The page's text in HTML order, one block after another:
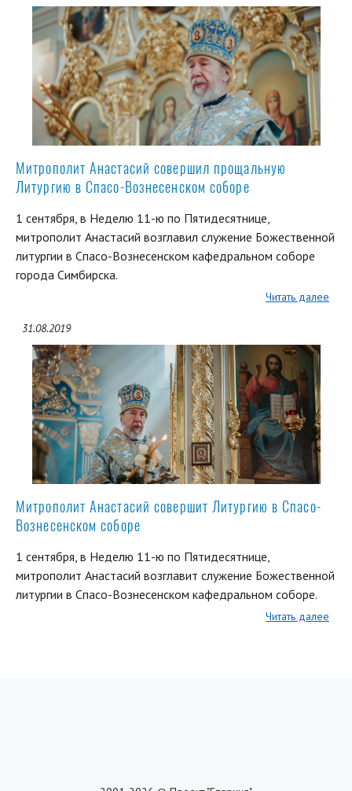
Митрополит Анастасий совершил прощальную
Литургию в Спасо-Вознесенском соборе
1 сентября, в Неделю 11-ю по Пятидесятнице,
митрополит Анастасий возглавил служение Божественной
литургии в Спасо-Вознесенском кафедральном соборе
города Симбирска.
Читать далее
31.08.2019
Митрополит Анастасий совершит Литургию в Спасо-
Вознесенском соборе
1 сентября, в Неделю 11-ю по Пятидесятнице,
митрополит Анастасий возглавит служение Божественной
литургии в Спасо-Вознесенском кафедральном соборе.
Читать далее